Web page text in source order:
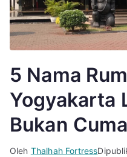
5 Nama
Yogyakarta
Bukan
Oleh Thalhah Fortress